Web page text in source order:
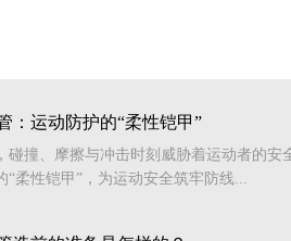
：运动防护的“柔性铠甲”
碰撞、摩擦与冲击时刻威胁着运动者的安
“柔性铠甲”，为运动安全筑牢防线...